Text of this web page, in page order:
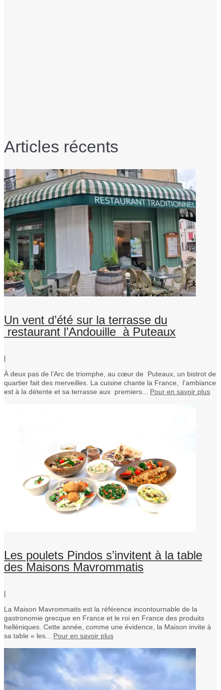
Articles récents
Un vent d’été sur la terrasse du
restaurant l’Andouille à Puteaux
|
À deux pas de l’Arc de triomphe, au cœur de Puteaux, un bistrot de
quartier fait des merveilles. La cuisine chante la France, l’ambiance
est à la détente et sa terrasse aux premiers... Pour en savoir plus
Les poulets Pindos s’invitent à la table
des Maisons Mavrommatis
|
La Maison Mavrommatis est la référence incontournable de la
gastronomie grecque en France et le roi en France des produits
helléniques. Cette année, comme une évidence, la Maison invite à
sa table « les... Pour en savoir plus